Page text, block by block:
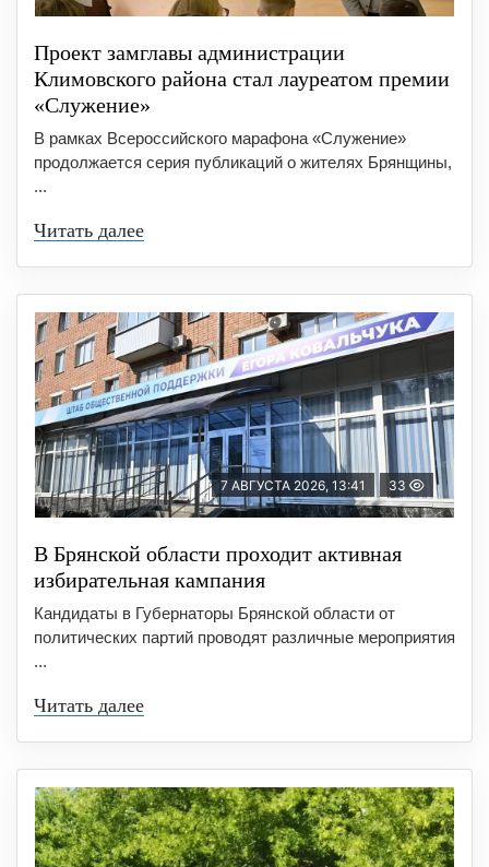
Проект замглавы администрации
Климовского района стал лауреатом премии
«Служение»
В рамках Всероссийского марафона «Служение»
продолжается серия публикаций о жителях Брянщины,
...
Читать далее
7 АВГУСТА 2026, 13:41 33
В Брянской области проходит активная
избирательная кампания
Кандидаты в Губернаторы Брянской области от
политических партий проводят различные мероприятия
...
Читать далее